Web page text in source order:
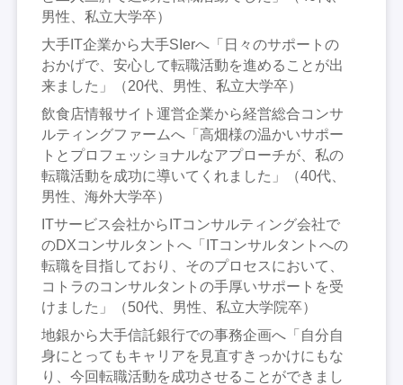
男性、私立大学卒）
大手IT企業から大手SIerへ「日々のサポートの
おかげで、安心して転職活動を進めることが出
来ました」（20代、男性、私立大学卒）
飲食店情報サイト運営企業から経営総合コンサ
ルティングファームへ「高畑様の温かいサポー
トとプロフェッショナルなアプローチが、私の
転職活動を成功に導いてくれました」（40代、
男性、海外大学卒）
ITサービス会社からITコンサルティング会社で
のDXコンサルタントへ「ITコンサルタントへの
転職を目指しており、そのプロセスにおいて、
コトラのコンサルタントの手厚いサポートを受
けました」（50代、男性、私立大学院卒）
地銀から大手信託銀行での事務企画へ「自分自
身にとってもキャリアを見直すきっかけにもな
り、今回転職活動を成功させることができまし